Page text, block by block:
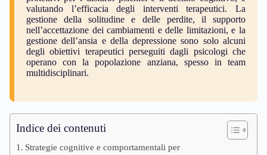
valutando l’efficacia degli interventi terapeutici. La
gestione della solitudine e delle perdite, il supporto
nell’accettazione dei cambiamenti e delle limitazioni, e la
gestione dell’ansia e della depressione sono solo alcuni
degli obiettivi terapeutici perseguiti dagli psicologi che
operano con la popolazione anziana, spesso in team
multidisciplinari.
Indice dei contenuti
Strategie cognitive e comportamentali per